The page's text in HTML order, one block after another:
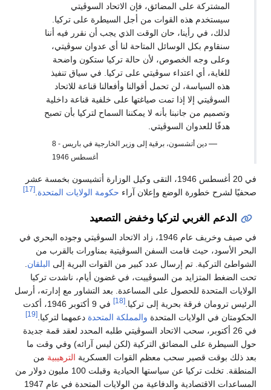
المشتركة على المضائق، فإن الاتحاد السوڤيتي
سيستخدم هذه القوات من أجل السيطرة على تركيا.
لذلك، في رأينا، حان الوقت الذي يجب أن نقرر فيه أننا
سنقاوم بكل الوسائل المتاحة لنا أي عدوان سوڤيتي،
وعلى وجه الخصوص، لأن حالة تركيا ستكون واضحة
للغاية، أي اعتداء سوڤيتي على تركيا. في سياق تنفيذ
هذه السياسة، لن تحمل أقوالنا وأفعالنا قناعة للاتحاد
السوڤيتي إلا إذا تمت صياغتها على خلفية قناعة داخلية
وتصميم من جانبنا بأنه لا يمكننا السماح لتركيا بأن تصبح
هدفًا للعدوان السوڤيتي.
—
دين أتشسون، برقية إلى وزير الخارجية في باريس - 8
أغسطس 1946
في 20 أغسطس 1946، التقى وكيل الوزارة أتشيسون بخمسة عشر
صحفيًا لشرح خطورة الوضع وإعلان آراء حكومة الولايات المتحدة [17]
الدعم الغربي لتركيا وخفض التصعيد
في صيف وخريف عام 1946، زاد الاتحاد السوڤيتي وجوده البحري في
البحر الأسود، حيث قامت السفن السوڤيتية بمناورات بالقرب من
الشواطئ التركية. تم إرسال عدد كبير من القوات البرية إلى البلقان.
تحت الضغط المتزايد من السوڤييت، في غضون أيام، ناشدت تركيا
الولايات المتحدة للحصول على المساعدة. بعد التشاور مع إدارته، أرسل
الرئيس ترومان فرقة بحرية إلى تركيا.[18]
في 9 أكتوبر 1946، أكدت
الحكومتان في الولايات المتحدة والمملكة المتحدة دعمهما لتركيا.[19]
في 26 أكتوبر، سحب الاتحاد السوڤيتي طلبه المحدد لعقد قمة جديدة
حول السيطرة على المضائق التركية (لكن ليس آرائه) وفي وقت ما
بعد ذلك بوقت قصير سحب معظم القوات العسكرية الترهيبية من
المنطقة. تخلت تركيا عن سياستها الحيادية وقبلت 100 مليون دولار من
المساعدات الاقتصادية والدفاعية من الولايات المتحدة في عام 1947